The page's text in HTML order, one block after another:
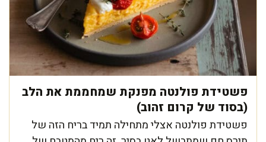
פשטידת פולנטה מפנקת שמחממת את הלב
(בסוד של קרום זהוב)
פשטידת פולנטה אצלי מתחילה תמיד בריח הזה של